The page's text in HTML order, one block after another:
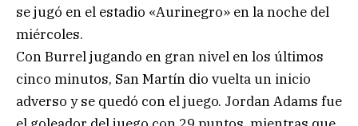
se jugó en el estadio «Aurinegro» en la noche del
miércoles.
Con Burrel jugando en gran nivel en los últimos
cinco minutos, San Martín dio vuelta un inicio
adverso y se quedó con el juego. Jordan Adams fue